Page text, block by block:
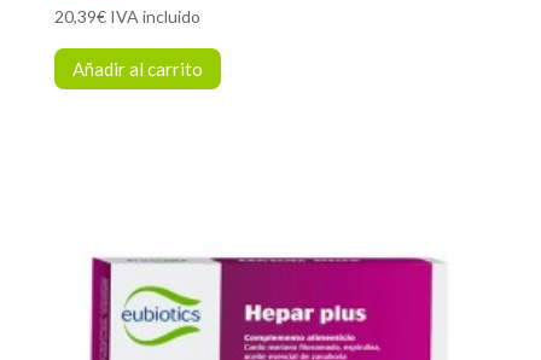
20,39€ IVA incluido
Añadir al carrito